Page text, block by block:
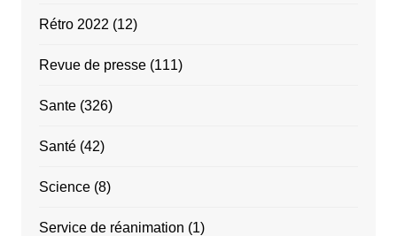
Rétro 2022 (12)
Revue de presse(111)
Sante(326)
Santé(42)
Science(8)
Service de réanimation (1)